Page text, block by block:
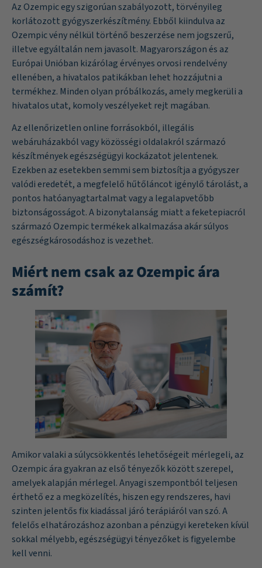
Az Ozempic egy szigorúan szabályozott, törvényileg
korlátozott gyógyszerkészítmény. Ebből kiindulva az
Ozempic vény nélkül történő beszerzése nem jogszerű,
illetve egyáltalán nem javasolt. Magyarországon és az
Európai Unióban kizárólag érvényes orvosi rendelvény
ellenében, a hivatalos patikákban lehet hozzájutni a
termékhez. Minden olyan próbálkozás, amely megkerüli a
hivatalos utat, komoly veszélyeket rejt magában.
Az ellenőrizetlen online forrásokból, illegális
webáruházakból vagy közösségi oldalakról származó
készítmények egészségügyi kockázatot jelentenek.
Ezekben az esetekben semmi sem biztosítja a gyógyszer
valódi eredetét, a megfelelő hűtőláncot igénylő tárolást, a
pontos hatóanyagtartalmat vagy a legalapvetőbb
biztonságosságot. A bizonytalanság miatt a feketepiacról
származó Ozempic termékek alkalmazása akár súlyos
egészségkárosodáshoz is vezethet.
Miért nem csak az Ozempic ára
számít?
Amikor valaki a súlycsökkentés lehetőségeit mérlegeli, az
Ozempic ára gyakran az első tényezők között szerepel,
amelyek alapján mérlegel. Anyagi szempontból teljesen
érthető ez a megközelítés, hiszen egy rendszeres, havi
szinten jelentős fix kiadással járó terápiáról van szó. A
felelős elhatározáshoz azonban a pénzügyi kereteken kívül
sokkal mélyebb, egészségügyi tényezőket is figyelembe
kell venni.